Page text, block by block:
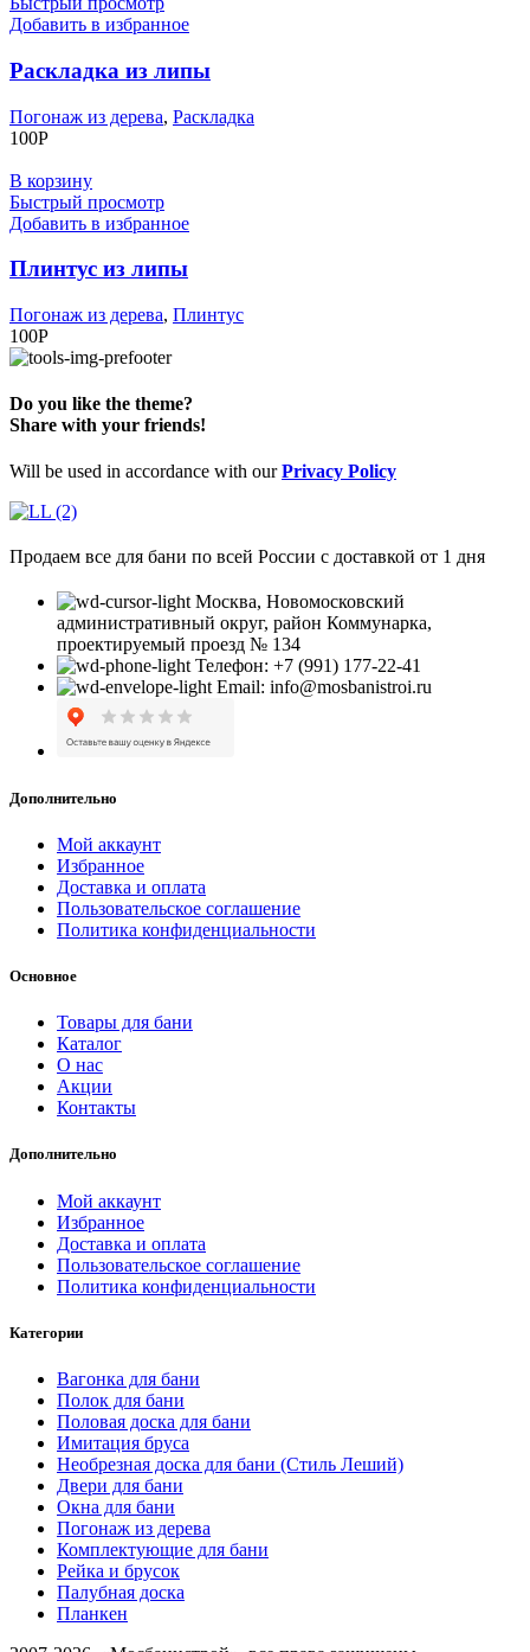
Добавить в избранное
Раскладка из липы
Погонаж из дерева, Раскладка
100Р
В корзину
Быстрый просмотр
Добавить в избранное
Плинтус из липы
Погонаж из дерева, Плинтус
100Р
Do you like the theme?
Share with your friends!
Will be used in accordance with ourPrivacy Policy
Продаем все для бани по всей России с доставкой от 1 дня
Москва, Новомосковский
административный округ, район Коммунарка,
проектируемый проезд № 134
Телефон: +7 (991) 177-22-41
Email: info@mosbanistroi.ru
Дополнительно
Мой аккаунт
Избранное
Доставка и оплата
Пользовательское соглашение
Политика конфиденциальности
Основное
Товары для бани
Каталог
О нас
Акции
Контакты
Дополнительно
Мой аккаунт
Избранное
Доставка и оплата
Пользовательское соглашение
Политика конфиденциальности
Категории
Вагонка для бани
Полок для бани
Половая доска для бани
Имитация бруса
Необрезная доска для бани (Стиль Леший)
Двери для бани
Окна для бани
Погонаж из дерева
Комплектующие для бани
Рейка и брусок
Палубная доска
Планкен